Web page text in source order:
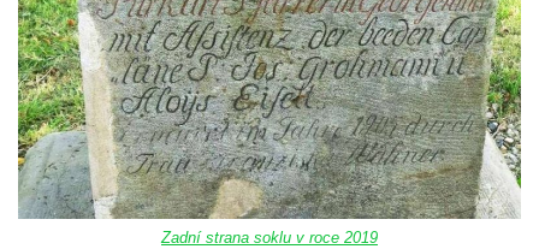
Chlumu
Kříž jižně od Prysku
Boží muka svatého Floriána v Mezné
Neugebauerův kříž východně od Sloupu v
Čechách
Kříž u kostela Zvěstování Panny Marie v
Zadní strana soklu v roce 2019